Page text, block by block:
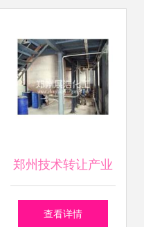
遇
郑州技术转让产业
探析 市场现状、供
查看详情